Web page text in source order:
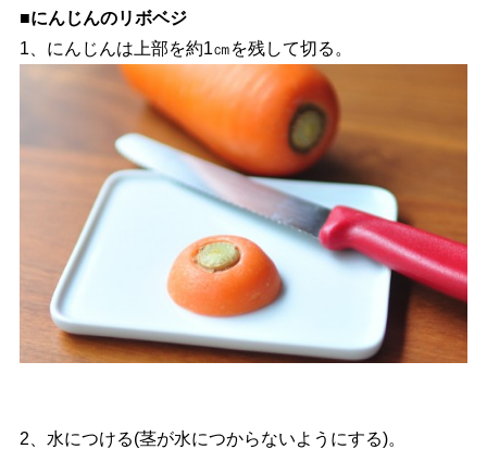
■にんじんのリボベジ
1、にんじんは上部を約1㎝を残して切る。
2、水につける(茎が水につからないようにする)。